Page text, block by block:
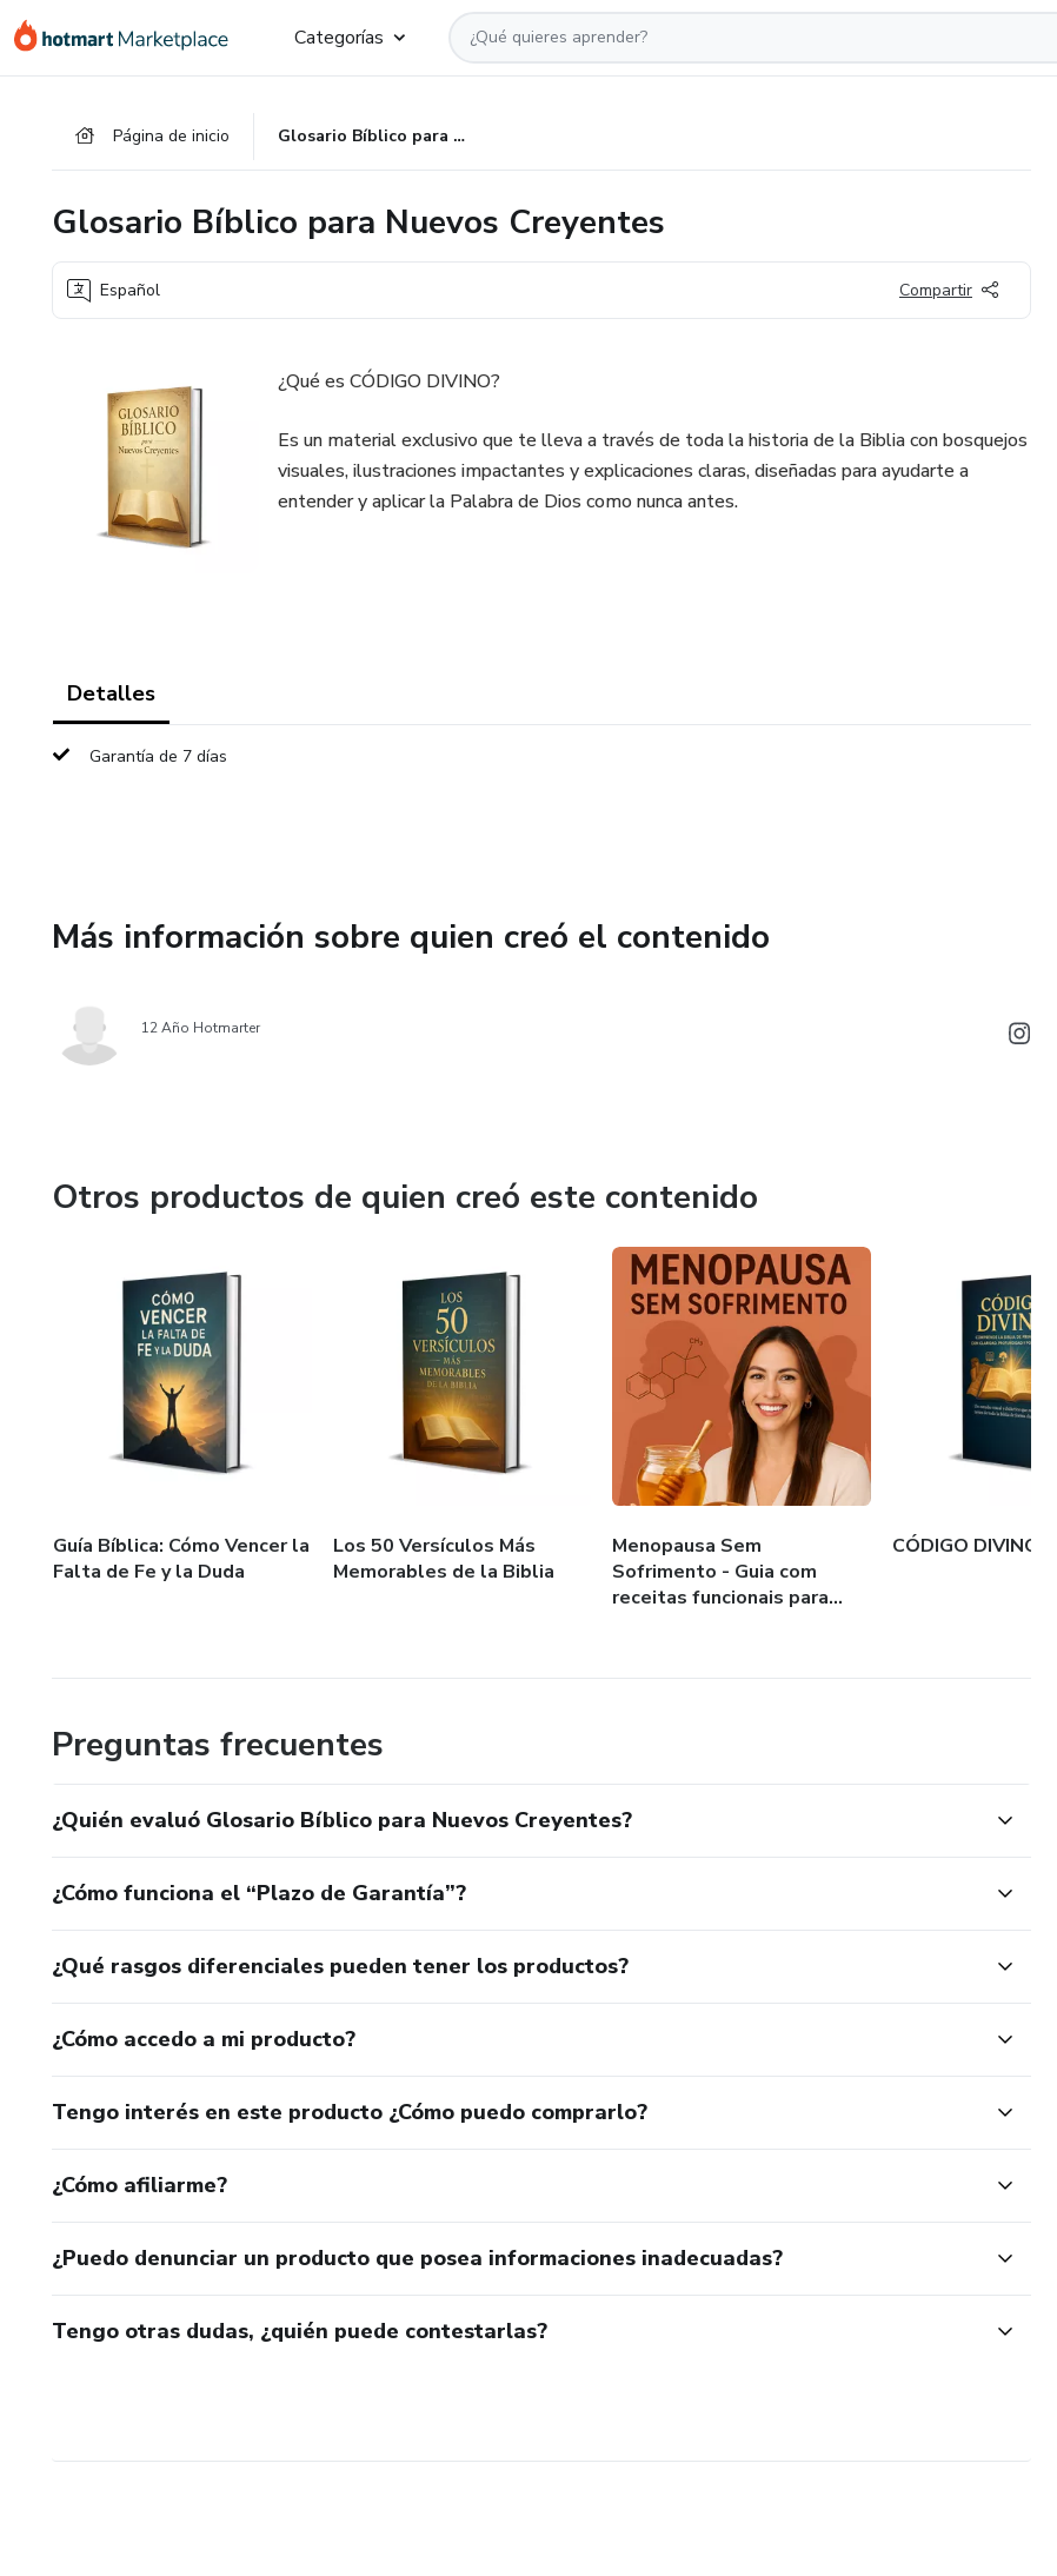
Categorías
Página de inicio Glosario Bíblico para Nuevos Creyentes
Glosario Bíblico para Nuevos Creyentes
Español Compartir
¿Qué es CÓDIGO DIVINO?
Es un material exclusivo que te lleva a través de toda la historia de la Biblia con bosquejos
visuales, ilustraciones impactantes y explicaciones claras, diseñadas para ayudarte a
entender y aplicar la Palabra de Dios como nunca antes.
Detalles
Garantía de 7 días
Más información sobre quien creó el contenido
12 Año Hotmarter
Otros productos de quien creó este contenido
Guía Bíblica: Cómo Vencer la
Falta de Fe y la Duda
Los 50 Versículos Más
Memorables de la Biblia
Menopausa Sem
Sofrimento - Guia com
receitas funcionais para...
CÓDIGO DIVINO
Preguntas frecuentes
¿Quién evaluó Glosario Bíblico para Nuevos Creyentes?
¿Cómo funciona el “Plazo de Garantía”?
¿Qué rasgos diferenciales pueden tener los productos?
¿Cómo accedo a mi producto?
Tengo interés en este producto ¿Cómo puedo comprarlo?
¿Cómo afiliarme?
¿Puedo denunciar un producto que posea informaciones inadecuadas?
Tengo otras dudas, ¿quién puede contestarlas?